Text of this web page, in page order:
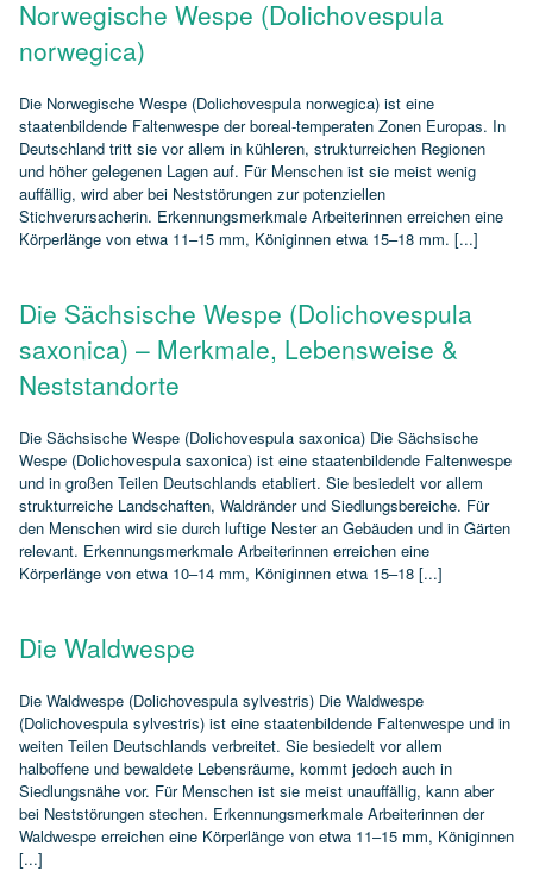
Norwegische Wespe (Dolichovespula
norwegica)
Die Norwegische Wespe (Dolichovespula norwegica) ist eine
staatenbildende Faltenwespe der boreal‑temperaten Zonen Europas. In
Deutschland tritt sie vor allem in kühleren, strukturreichen Regionen
und höher gelegenen Lagen auf. Für Menschen ist sie meist wenig
auffällig, wird aber bei Neststörungen zur potenziellen
Stichverursacherin. Erkennungsmerkmale Arbeiterinnen erreichen eine
Körperlänge von etwa 11–15 mm, Königinnen etwa 15–18 mm. [...]
Die Sächsische Wespe (Dolichovespula
saxonica) – Merkmale, Lebensweise &
Neststandorte
Die Sächsische Wespe (Dolichovespula saxonica) Die Sächsische
Wespe (Dolichovespula saxonica) ist eine staatenbildende Faltenwespe
und in großen Teilen Deutschlands etabliert. Sie besiedelt vor allem
strukturreiche Landschaften, Waldränder und Siedlungsbereiche. Für
den Menschen wird sie durch luftige Nester an Gebäuden und in Gärten
relevant. Erkennungsmerkmale Arbeiterinnen erreichen eine
Körperlänge von etwa 10–14 mm, Königinnen etwa 15–18 [...]
Die Waldwespe
Die Waldwespe (Dolichovespula sylvestris) Die Waldwespe
(Dolichovespula sylvestris) ist eine staatenbildende Faltenwespe und in
weiten Teilen Deutschlands verbreitet. Sie besiedelt vor allem
halboffene und bewaldete Lebensräume, kommt jedoch auch in
Siedlungsnähe vor. Für Menschen ist sie meist unauffällig, kann aber
bei Neststörungen stechen. Erkennungsmerkmale Arbeiterinnen der
Waldwespe erreichen eine Körperlänge von etwa 11–15 mm, Königinnen
[...]